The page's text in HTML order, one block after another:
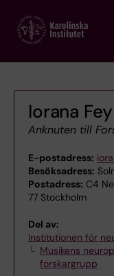
main
Iorana Fey
Anknuten till
E-postadress:
Besöksadress:
Postadress: C4
77 Stockholm
Del av:
Institutionen för
Musikens
forskargrupp